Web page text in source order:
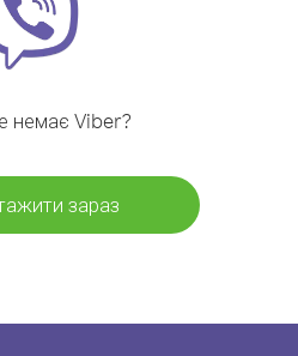
немає Viber?
зараз